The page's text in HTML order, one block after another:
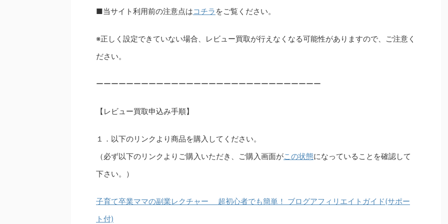
■当サイト利用前の注意点はコチラ をご覧ください。
※正しく設定できていない場合、レビュー買取が行えなくなる可能性がありますので、ご注意く
ださい。
ーーーーーーーーーーーーーーーーーーーーーーーーーーーーーー
【レビュー買取申込み手順】
１．以下のリンクより商品を購入してください。
（必ず以下のリンクよりご購入いただき、ご購入画面がこの状態になっていることを確認して
下さい。）
子育て卒業ママの副業レクチャー 超初心者でも簡単！ ブログアフィリエイトガイド(サポー
ト付)